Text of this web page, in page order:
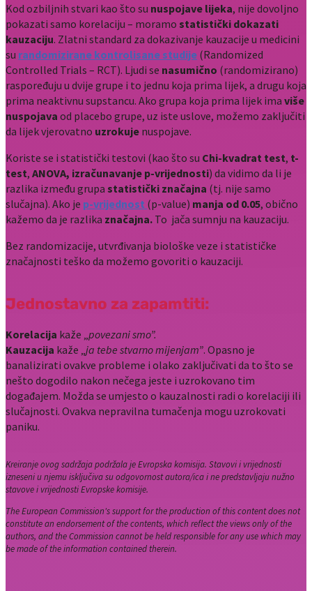
Kod ozbiljnih stvari kao što su nuspojave lijeka, nije dovoljno
pokazati samo korelaciju – moramo statistički dokazati
kauzaciju. Zlatni standard za dokazivanje kauzacije u medicini
su randomizirane kontrolisane studije (Randomized
Controlled Trials – RCT). Ljudi se nasumično (randomizirano)
raspoređuju u dvije grupe i to jednu koja prima lijek, a drugu koja
prima neaktivnu supstancu. Ako grupa koja prima lijek ima više
nuspojava od placebo grupe, uz iste uslove, možemo zaključiti
da lijek vjerovatno uzrokuje nuspojave.
Koriste se i statistički testovi (kao što su Chi-kvadrat test, t-
test, ANOVA, izračunavanje p-vrijednosti) da vidimo da li je
razlika između grupa statistički značajna (tj. nije samo
slučajna). Ako je p-vrijednost (p-value) manja od 0.05, obično
kažemo da je razlika značajna. To jača sumnju na kauzaciju.
Bez randomizacije, utvrđivanja biološke veze i statističke
značajnosti teško da možemo govoriti o kauzaciji.
Jednostavno za zapamtiti:
Korelacija kaže „povezani smo”.
Kauzacija kaže „ja tebe stvarno mijenjam”. Opasno je
banalizirati ovakve probleme i olako zaključivati da to što se
nešto dogodilo nakon nečega jeste i uzrokovano tim
događajem. Možda se umjesto o kauzalnosti radi o korelaciji ili
slučajnosti. Ovakva nepravilna tumačenja mogu uzrokovati
paniku.
Kreiranje ovog sadržaja podržala je Evropska komisija. Stavovi i vrijednosti
izneseni u njemu isključiva su odgovornost autora/ica i ne predstavljaju nužno
stavove i vrijednosti Evropske komisije.
The European Commission's support for the production of this content does not
constitute an endorsement of the contents, which reflect the views only of the
authors, and the Commission cannot be held responsible for any use which may
be made of the information contained therein.